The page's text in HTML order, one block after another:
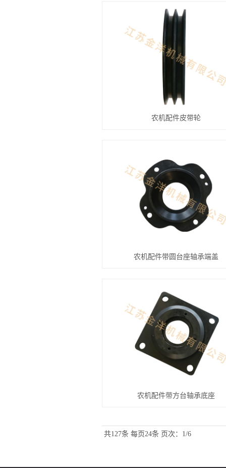
农机配件皮带轮
农机配件带圆台座轴承端盖
农机配件带方台轴承底座
共127条 每页24条 页次：1/6